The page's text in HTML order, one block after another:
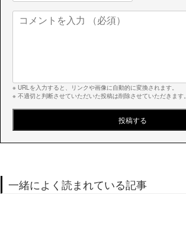
※ URLを入力すると、リンクや画像に自動的に変換されます。
※ 不適切と判断させていただいた投稿は削除させていただきます。
一緒によく読まれている記事